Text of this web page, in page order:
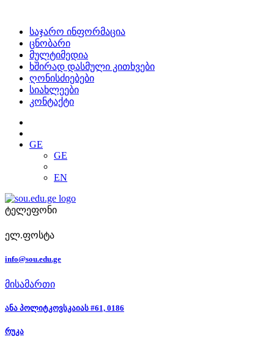
საჯარო ინფორმაცია
ცნობარი
მულტიმედია
ხშირად დასმული კითხვები
ღონისძიებები
სიახლეები
კონტაქტი
GE
GE
EN
ტელეფონი
ელ.ფოსტა
info@sou.edu.ge
მისამართი
ანა პოლიტკოვსკაიას #61, 0186
რუკა